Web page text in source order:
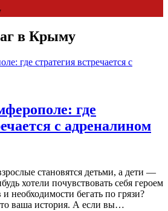
в Крыму
где
с адреналином
становятся детьми, а дети —
хотели почувствовать себя героем
необходимости бегать по грязи?
ваша история. А если вы…